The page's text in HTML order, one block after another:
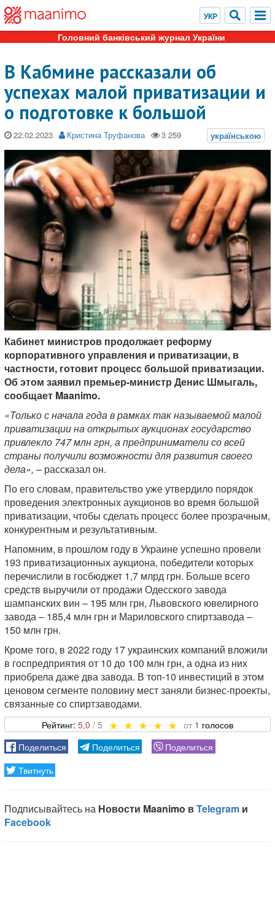
Головний банківський журнал України
В Кабмине рассказали об
успехах малой приватизации и
о подготовке к большой
22.02.2023 Кристина Труфанова
Кабинет министров продолжает реформу
корпоративного управления и приватизации, в
частности, готовит процесс большой приватизации.
Об этом заявил премьер-министр Денис Шмыгаль,
сообщает Maanimo.
«Только с начала года в рамках так называемой малой
приватизации на открытых аукционах государство
привлекло 747 млн грн, а предприниматели со всей
страны получили возможности для развития своего
дела», – рассказал он.
По его словам, правительство уже утвердило порядок
проведения электронных аукционов во время большой
приватизации, чтобы сделать процесс более прозрачным,
конкурентным и результативным.
Напомним, в прошлом году в Украине успешно провели
193 приватизационных аукциона, победители которых
перечислили в госбюджет 1,7 млрд грн. Больше всего
средств выручили от продажи Одесского завода
шампанских вин – 195 млн грн, Львовского ювелирного
завода – 185,4 млн грн и Мариловского спиртзавода –
150 млн грн.
Кроме того, в 2022 году 17 украинских компаний вложили
в госпредприятия от 10 до 100 млн грн, а одна из них
приобрела даже два завода. В топ-10 инвестиций в этом
ценовом сегменте половину мест заняли бизнес-проекты,
связанные со спиртзаводами.
5,0 1